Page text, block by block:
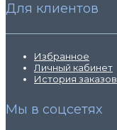
Для клиентов
Избранное
Личный кабинет
История заказов
Мы в соцсетях